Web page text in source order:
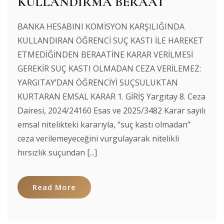
BANKA HESABINI KOMİSYON KARŞILIĞINDA
KULLANDIRAN ÖĞRENCİ SUÇ KASTI İLE HAREKET
ETMEDİĞİNDEN BERAATİNE KARAR VERİLMESİ
GEREKİR SUÇ KASTI OLMADAN CEZA VERİLEMEZ:
YARGITAY’DAN ÖĞRENCİYİ SUÇSULUKTAN
KURTARAN EMSAL KARAR 1. GİRİŞ Yargıtay 8. Ceza
Dairesi, 2024/24160 Esas ve 2025/3482 Karar sayılı
emsal nitelikteki kararıyla, “suç kastı olmadan”
ceza verilemeyeceğini vurgulayarak nitelikli
hırsızlık suçundan [...]
Read More